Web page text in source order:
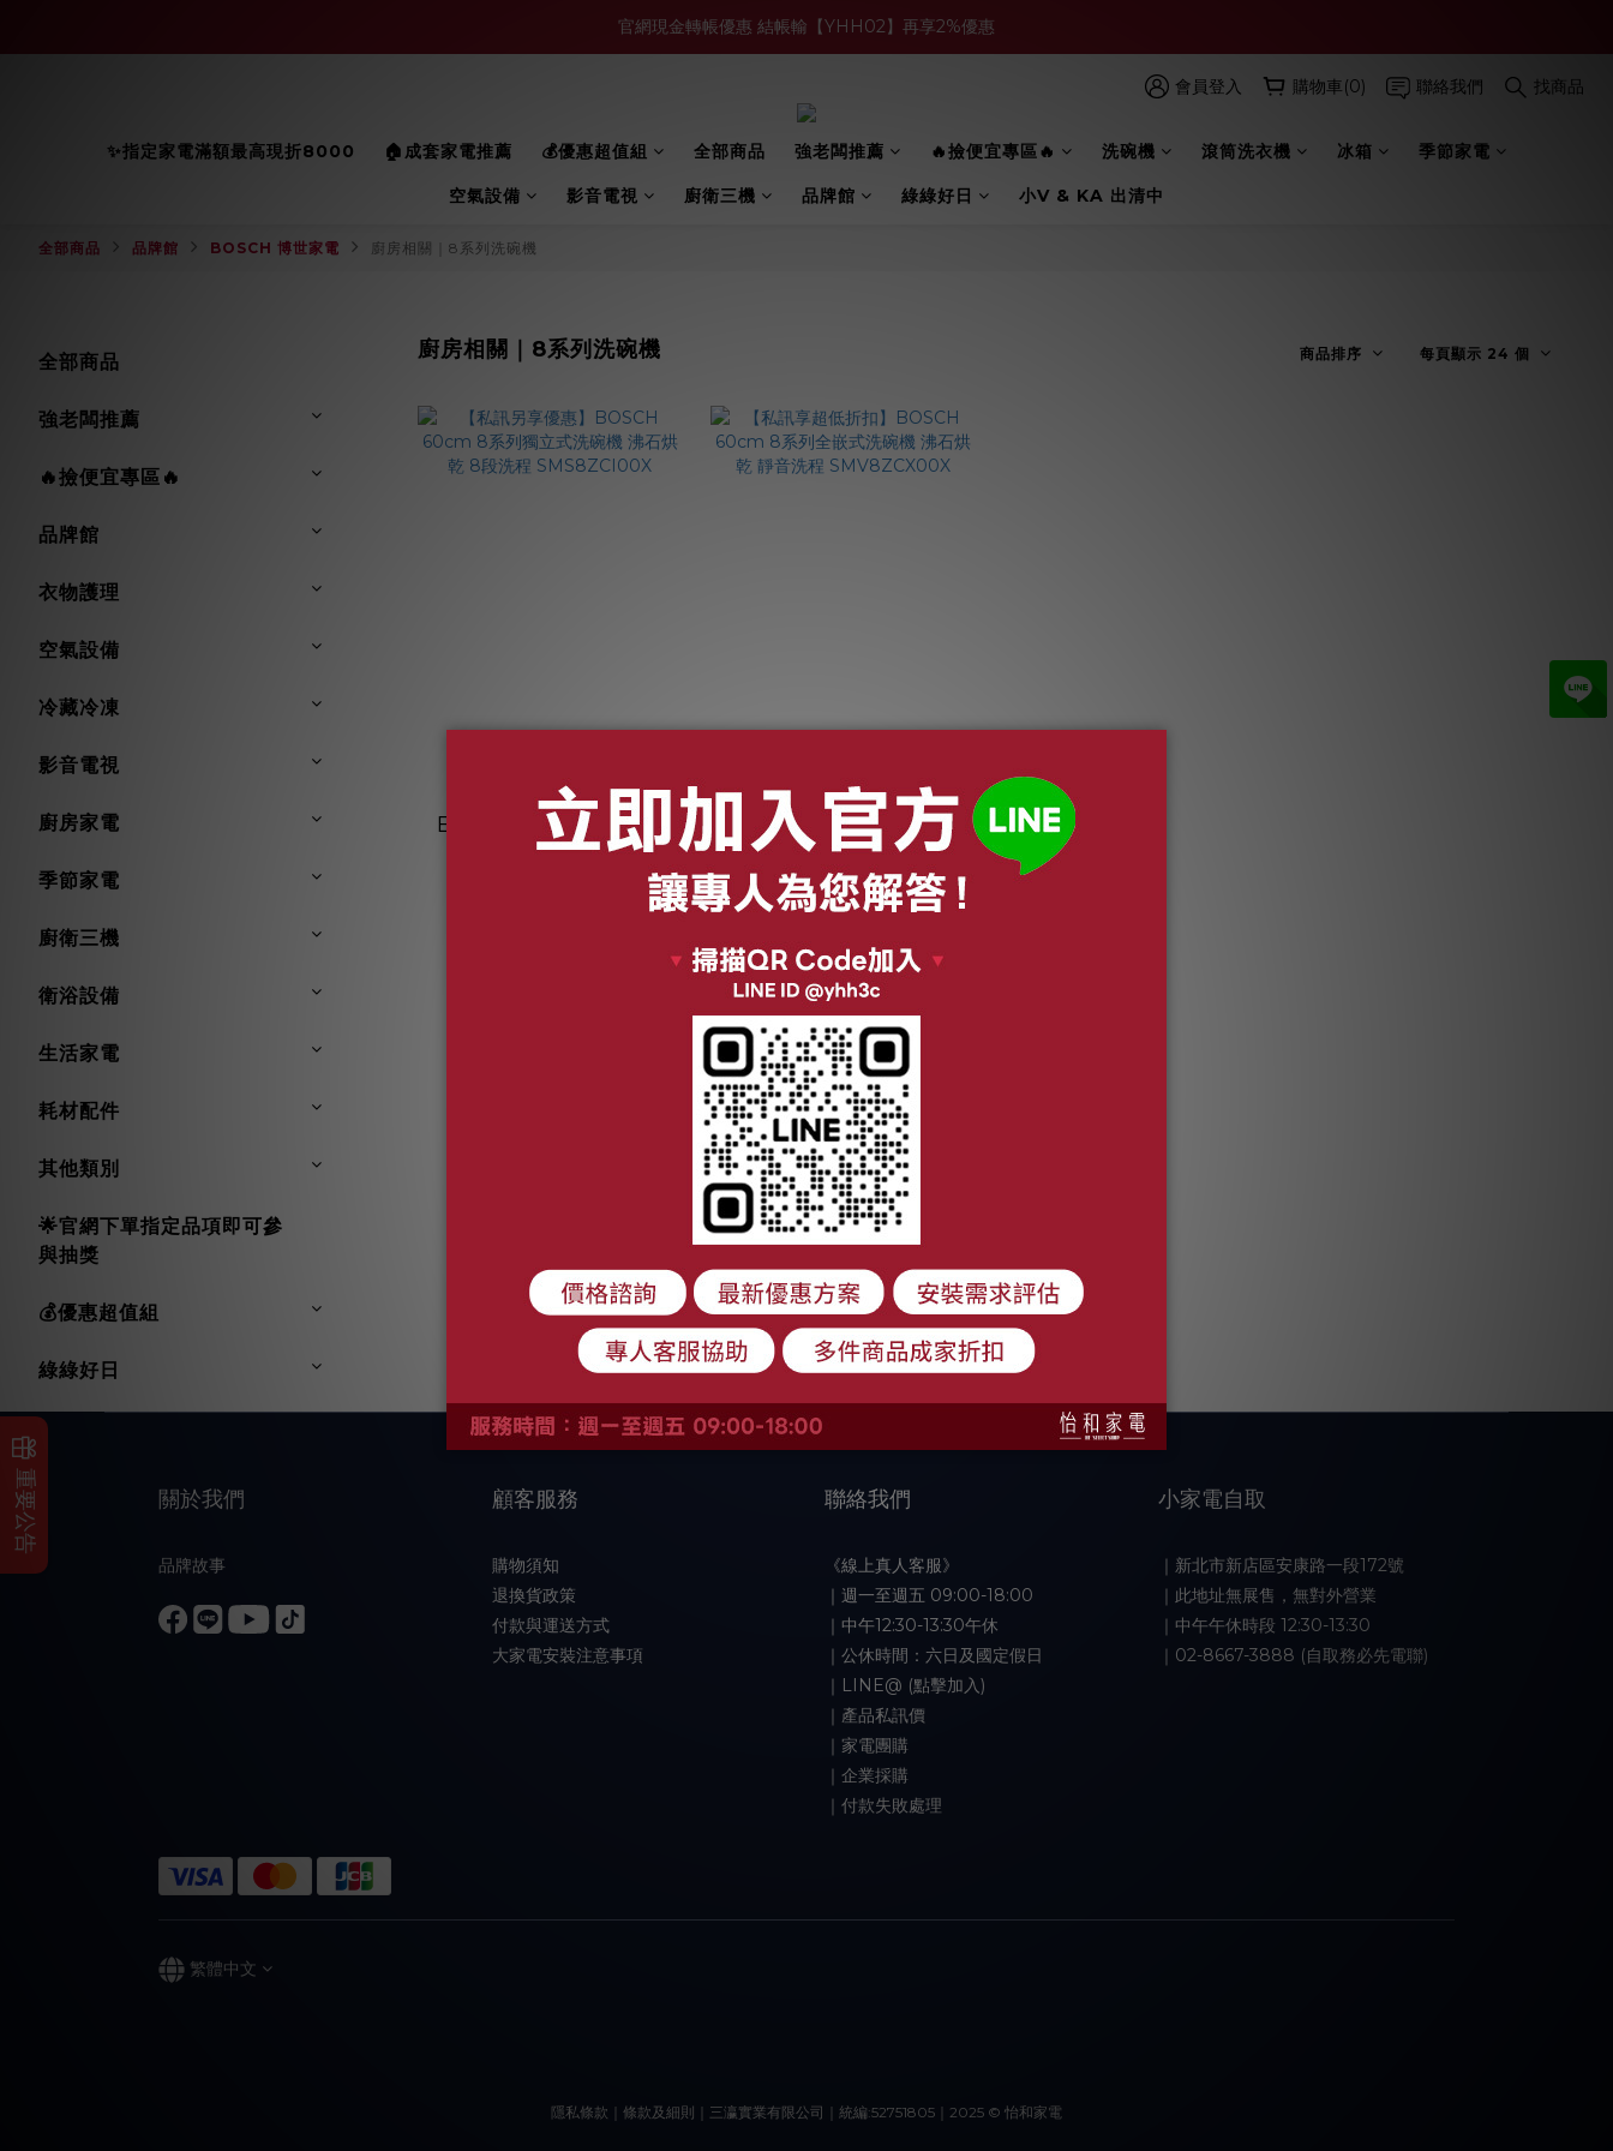
買多件家電找強老闆，比百貨公司更划算 >>
官網現金轉帳優惠 結帳輸【YHH02】再享2%優惠
會員登入 購物車(0) 聯絡我們 找商品
✨指定家電滿額最高現折8000 🏠成套家電推薦 💰優惠超值組 全部商品 強老闆推薦 🔥撿便宜專區🔥 洗碗機 滾筒洗衣機 冰箱 季節家電
空氣設備 影音電視 廚衛三機 品牌館 綠綠好日 小V & KA 出清中
全部商品 品牌館 BOSCH 博世家電 廚房相關｜8系列洗碗機
全部商品
強老闆推薦
🔥撿便宜專區🔥
品牌館
衣物護理
空氣設備
冷藏冷凍
影音電視
廚房家電
季節家電
廚衛三機
衛浴設備
生活家電
耗材配件
其他類別
🌟官網下單指定品項即可參
與抽獎
💰優惠超值組
綠綠好日
廚房相關｜8系列洗碗機 商品排序 每頁顯示 24 個
【私訊另享優惠】
BOSCH 60cm 8系列
獨立式洗碗機 沸石烘乾
8段洗程 SMS8ZCI00X
【私訊享超低折扣】
BOSCH 60cm 8系列
全嵌式洗碗機 沸石烘乾
靜音洗程
NT$84,500
NT$99,000
關於我們
品牌故事
顧客服務
購物須知
退換貨政策
付款與運送方式
大家電安裝注意事項
聯絡我們
《線上真人客服》
｜週一至週五 09:00-18:00
｜中午12:30-13:30午休
｜公休時間：六日及國定假日
｜LINE@ (點擊加入)
｜產品私訊價
｜家電團購
｜企業採購
｜付款失敗處理
小家電自取
｜新北市新店區安康路一段172號
｜此地址無展售，無對外營業
｜中午午休時段 12:30-13:30
｜02-8667-3888 (自取務必先電聯)
繁體中文
隱私條款｜條款及細則｜三瀛實業有限公司｜統編:52751805｜2025 © 怡和家電
重要公告